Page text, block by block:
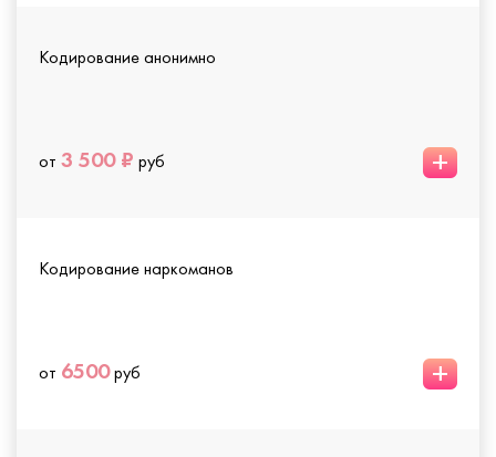
Кодирование анонимно
от 3 500 ₽ руб +
Кодирование наркоманов
от 6500руб +